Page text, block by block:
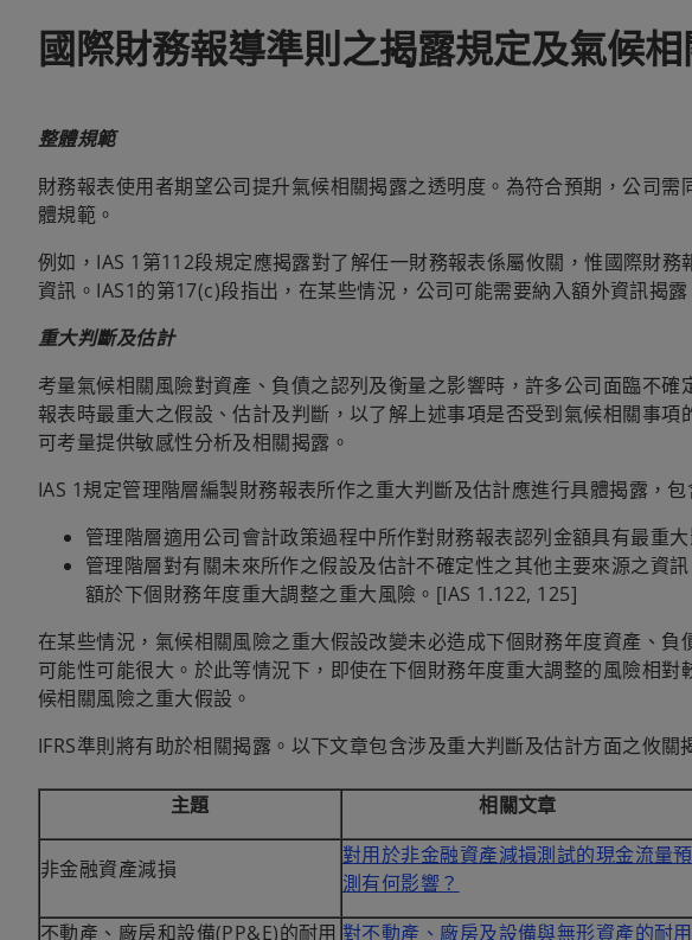
國際財務報導準則之揭露規定及氣候
整體規範
財務報表使用者期望公司提升氣候相關揭露之透明度。為符合預期，公司
體規範。
例如，IAS 1第112段規定應揭露對了解任一財務報表係屬攸關，惟國際財
資訊。IAS1的第17(c)段指出，在某些情況，公司可能需要納入額外資訊揭
重大判斷及估計
考量氣候相關風險對資產、負債之認列及衡量之影響時，許多公司面臨不
報表時最重大之假設、估計及判斷，以了解上述事項是否受到氣候相關事
可考量提供敏感性分析及相關揭露。
IAS 1規定管理階層編製財務報表所作之重大判斷及估計應進行具體揭露，包
管理階層適用公司會計政策過程中所作對財務報表認列金額具有最重大
管理階層對有關未來所作之假設及估計不確定性之其他主要來源之資
額於下個財務年度重大調整之重大風險。[IAS 1.122, 125]
在某些情況，氣候相關風險之重大假設改變未必造成下個財務年度資產、
可能性可能很大。於此等情況下，即使在下個財務年度重大調整的風險相
候相關風險之重大假設。
IFRS準則將有助於相關揭露。以下文章包含涉及重大判斷及估計方面之攸關
主題 相關文章
非金融資產減損
對用於非金融資產減損測試的現金流量預
測有何影響？
不動產、廠房和設備(PP&E)的耐用 對不動產、廠房及設備與無形資產的耐用